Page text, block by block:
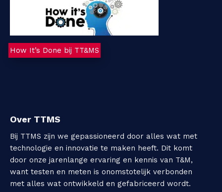
How It’s Done bij TT&MS
Over TTMS
Bij TTMS zijn we gepassioneerd door alles wat met
technologie en innovatie te maken heeft. Dit komt
door onze jarenlange ervaring en kennis van T&M,
want testen en meten is onomstotelijk verbonden
met alles wat ontwikkeld en gefabriceerd wordt.